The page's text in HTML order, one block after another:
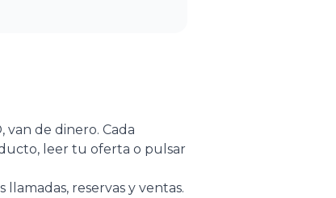
van de dinero. Cada
leer tu oferta o pulsar
reservas y ventas.